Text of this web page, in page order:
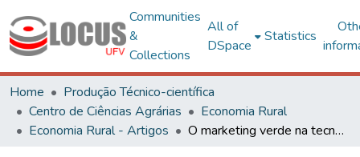
Communities
&
Collections
All of
DSpace
Statistics
Home
Produção Técnico-científica
Centro de Ciências Agrárias
Economia Rural
Economia Rural - Artigos
O marketing verde na tecnologia da informação: percepções das atitudes e comportamentos dos profissionais de TI e ações para incrementar o marketing verde nesse setor